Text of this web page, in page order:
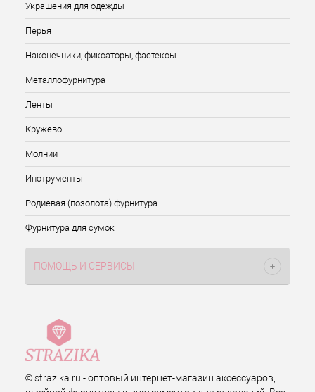
Украшения для одежды
Перья
Наконечники, фиксаторы, фастексы
Металлофурнитура
Ленты
Кружево
Молнии
Инструменты
Родиевая (позолота) фурнитура
Фурнитура для сумок
ПОМОЩЬ И СЕРВИСЫ
© strazika.ru - оптовый интернет-магазин аксессуаров,